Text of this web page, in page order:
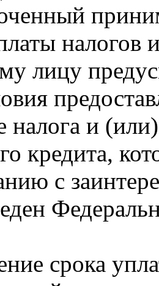
налогов
лицу
налога и
кредита,
с
срока